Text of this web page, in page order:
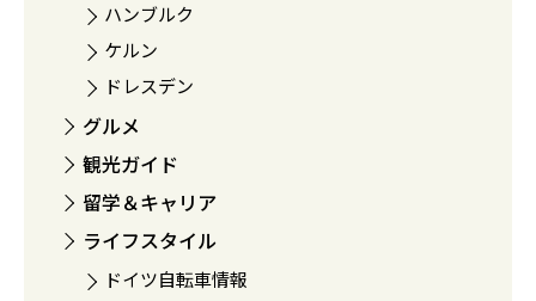
ハンブルク
ケルン
ドレスデン
グルメ
観光ガイド
留学＆キャリア
ライフスタイル
ドイツ自転車情報